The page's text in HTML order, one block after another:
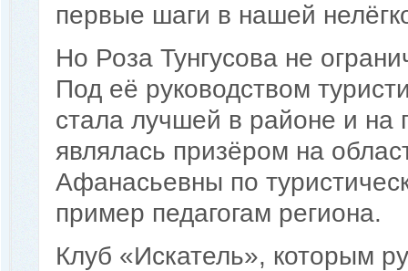
первые шаги в нашей
Но Роза Тунгусова не
Под её руководством
стала лучшей в районе и на
являлась призёром на
Афанасьевны по
пример педагогам региона.
Клуб «Искатель», которым